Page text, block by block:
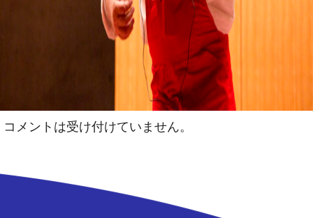
コメントは受け付けていません。